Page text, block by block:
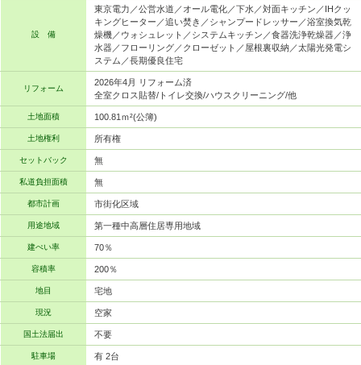
設 備
東京電力／公営水道／オール電化／下水／対面キッチン／IHクッ
キングヒーター／追い焚き／シャンプードレッサー／浴室換気乾
燥機／ウォシュレット／システムキッチン／食器洗浄乾燥器／浄
水器／フローリング／クローゼット／屋根裏収納／太陽光発電シ
ステム／長期優良住宅
リフォーム
2026年4月 リフォーム済
全室クロス貼替/トイレ交換/ハウスクリーニング/他
土地面積 100.81ｍ²(公簿)
土地権利 所有権
セットバック 無
私道負担面積 無
都市計画 市街化区域
用途地域 第一種中高層住居専用地域
建ぺい率 70％
容積率 200％
地目 宅地
現況 空家
国土法届出 不要
駐車場 有 2台